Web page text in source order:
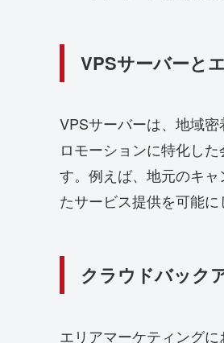
VPSサーバーと
VPSサーバーは、地域
ロモーションに特化し
す。例えば、地元のキ
たサービス提供を可能に
クラウドバック
エリアマーケティング